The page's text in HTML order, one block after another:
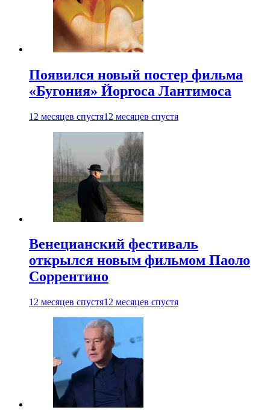
Появился новый постер фильма
«Бугония» Йоргоса Лантимоса
12 месяцев спустя12 месяцев спустя
Венецианский фестиваль
открылся новым фильмом Паоло
Соррентино
12 месяцев спустя12 месяцев спустя